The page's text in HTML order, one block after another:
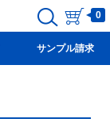
0
サンプル請求